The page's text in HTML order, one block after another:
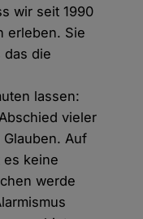
wir seit 1990
erleben. Sie
das die
lassen:
vieler
Auf
es keine
werde